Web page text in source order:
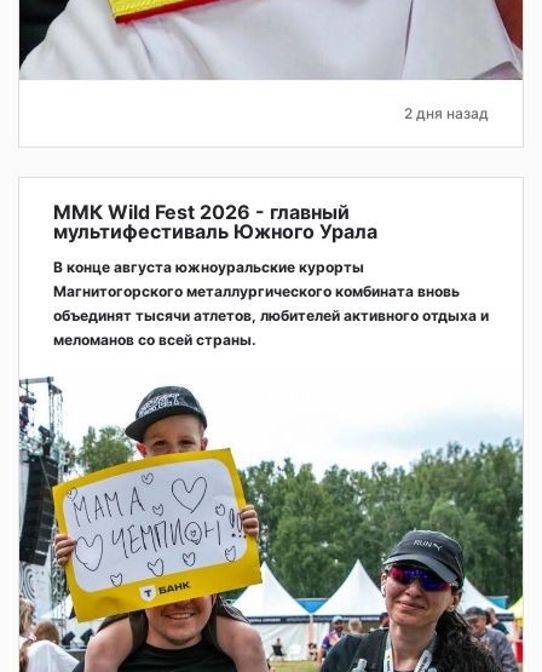
2 дня назад
ММК Wild Fest 2026 - главный
мультифестиваль Южного Урала
В конце августа южноуральские курорты
Магнитогорского металлургического комбината вновь
объединят тысячи атлетов, любителей активного отдыха и
меломанов со всей страны.